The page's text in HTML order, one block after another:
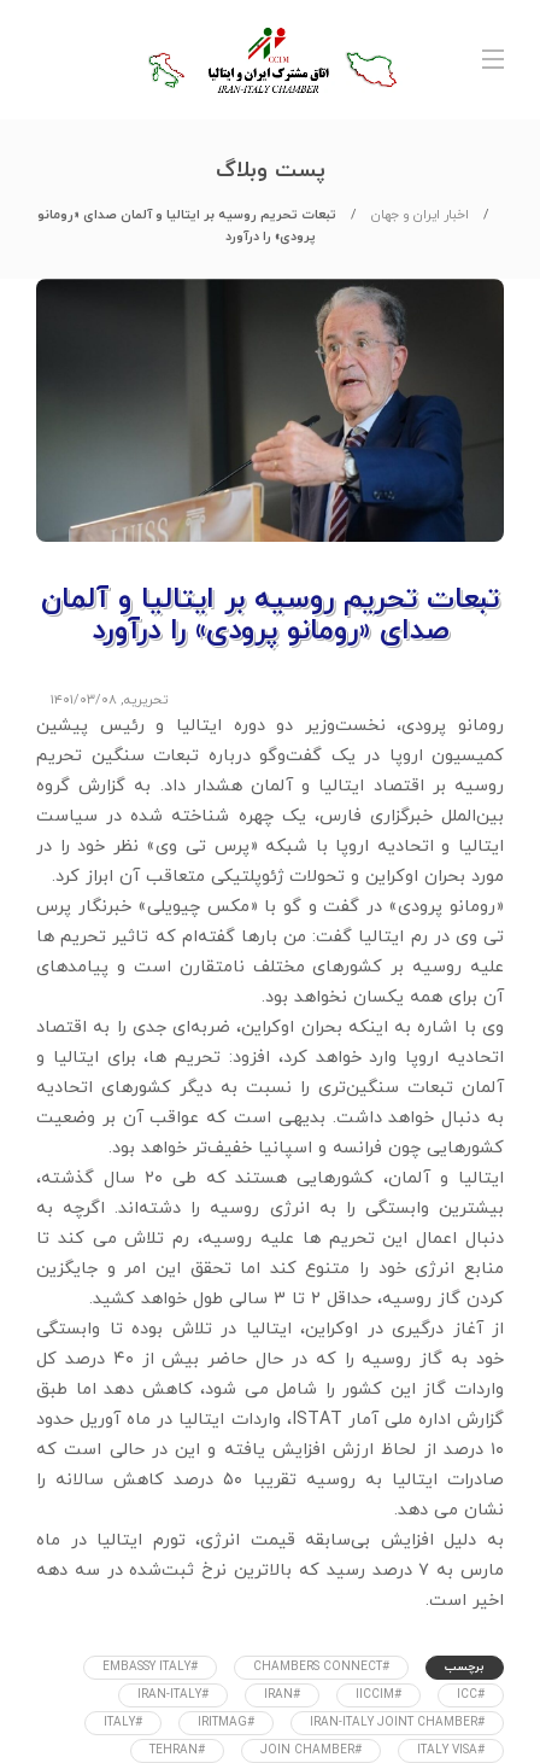
پست وبلاگ
اخبار ایران و جهان
تبعات تحریم روسیه بر ایتالیا و آلمان صدای «رومانو
پرودی» را درآورد
تبعات تحریم روسیه بر ایتالیا و آلمان
صدای «رومانو پرودی» را درآورد
تحریریه,۱۴۰۱/۰۳/۰۸
رومانو پرودی، نخست‌وزیر دو دوره ایتالیا و رئیس پیشین
کمیسیون اروپا در یک گفت‌و‌گو درباره تبعات سنگین تحریم
روسیه بر اقتصاد ایتالیا و آلمان هشدار داد. به گزارش گروه
بین‌الملل خبرگزاری فارس، یک چهره شناخته شده در سیاست
ایتالیا و اتحادیه اروپا با شبکه «پرس تی وی» نظر خود را در
مورد بحران اوکراین و تحولات ژئوپلتیکی متعاقب آن ابراز کرد.
«رومانو پرودی» در گفت و گو با «مکس چیویلی» خبرنگار پرس
تی وی در رم ایتالیا گفت: من بارها گفته‌ام که تاثیر تحریم ها
علیه روسیه بر کشورهای مختلف نامتقارن است و پیامدهای
آن برای همه یکسان نخواهد بود.
وی با اشاره به اینکه بحران اوکراین، ضربه‌ای جدی را به اقتصاد
اتحادیه اروپا وارد خواهد کرد، افزود: تحریم ها، برای ایتالیا و
آلمان تبعات سنگین‌تری را نسبت به دیگر کشورهای اتحادیه
به دنبال خواهد داشت. بدیهی است که عواقب آن بر وضعیت
کشورهایی چون فرانسه و اسپانیا خفیف‌تر خواهد بود.
ایتالیا و آلمان، کشورهایی هستند که طی ۲۰ سال گذشته،
بیشترین وابستگی را به انرژی روسیه را دشته‌اند. اگرچه به
دنبال اعمال این تحریم ها علیه روسیه، رم تلاش می کند تا
منابع انرژی خود را متنوع کند اما تحقق این امر و جایگزین
کردن گاز روسیه، حداقل ۲ تا ۳ سالی طول خواهد کشید.
از آغاز درگیری در اوکراین، ایتالیا در تلاش بوده تا وابستگی
خود به گاز روسیه را که در حال حاضر بیش از ۴۰ درصد کل
واردات گاز این کشور را شامل می شود، کاهش دهد اما طبق
گزارش اداره ملی آمار ISTAT، واردات ایتالیا در ماه آوریل حدود
۱۰ درصد از لحاظ ارزش افزایش یافته و این در حالی است که
صادرات ایتالیا به روسیه تقریبا ۵۰ درصد کاهش سالانه را
نشان می دهد.
به دلیل افزایش بی‌سابقه قیمت انرژی، تورم ایتالیا در ماه
مارس به ۷ درصد رسید که بالاترین نرخ ثبت‌شده در سه دهه
اخیر است.
برچسب #CHAMBERS CONNECT
#EMBASSY ITALY
#ICC
#IICCIM
#IRAN
#IRAN-ITALY
#IRAN-ITALY JOINT CHAMBER
#IRITMAG
#ITALY
#ITALY VISA
#JOIN CHAMBER
#TEHRAN